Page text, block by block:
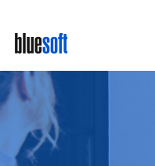
main
content